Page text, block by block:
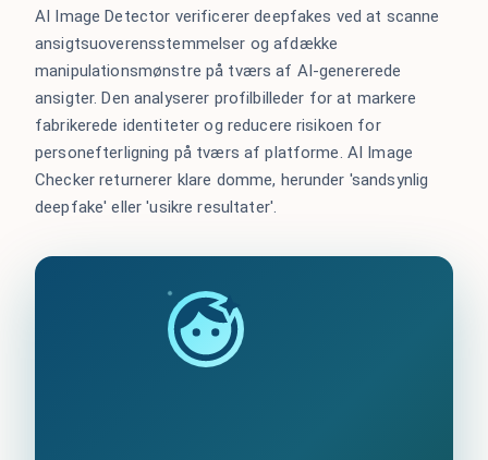
AI Image Detector verificerer deepfakes ved at scanne
ansigtsuoverensstemmelser og afdække
manipulationsmønstre på tværs af AI-genererede
ansigter. Den analyserer profilbilleder for at markere
fabrikerede identiteter og reducere risikoen for
personefterligning på tværs af platforme. AI Image
Checker returnerer klare domme, herunder 'sandsynlig
deepfake' eller 'usikre resultater'.